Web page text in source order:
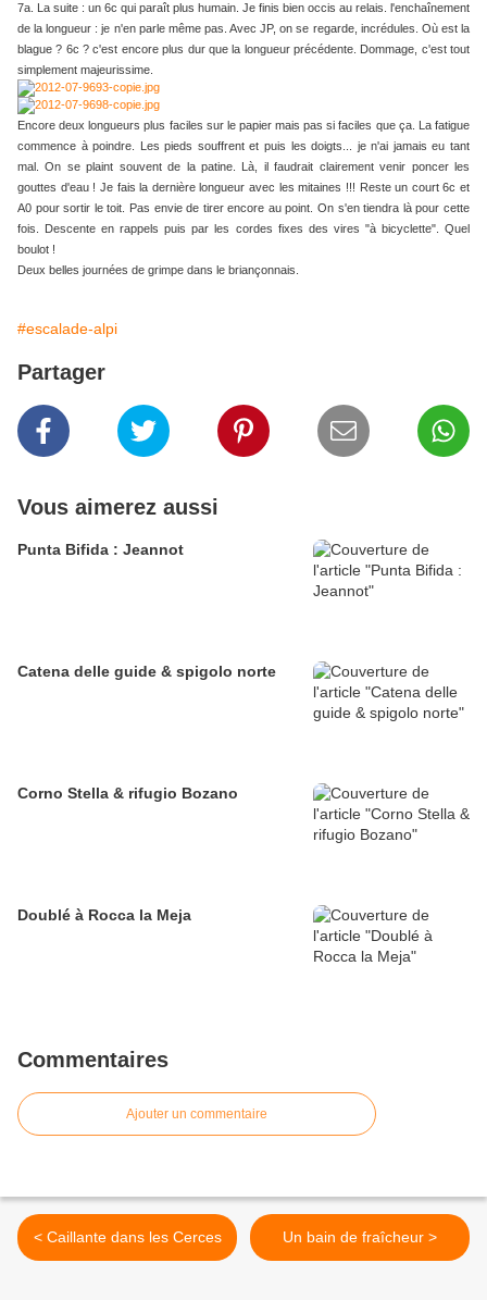
7a. La suite : un 6c qui paraît plus humain. Je finis bien occis au relais. l'enchaînement
de la longueur : je n'en parle même pas. Avec JP, on se regarde, incrédules. Où est la
blague ? 6c ? c'est encore plus dur que la longueur précédente. Dommage, c'est tout
simplement majeurissime.
Encore deux longueurs plus faciles sur le papier mais pas si faciles que ça. La fatigue
commence à poindre. Les pieds souffrent et puis les doigts... je n'ai jamais eu tant
mal. On se plaint souvent de la patine. Là, il faudrait clairement venir poncer les
gouttes d'eau ! Je fais la dernière longueur avec les mitaines !!! Reste un court 6c et
A0 pour sortir le toit. Pas envie de tirer encore au point. On s'en tiendra là pour cette
fois. Descente en rappels puis par les cordes fixes des vires "à bicyclette". Quel
boulot !
Deux belles journées de grimpe dans le briançonnais.
#escalade-alpi
Partager
Vous aimerez aussi
Punta Bifida : Jeannot
Catena delle guide & spigolo norte
Corno Stella & rifugio Bozano
Doublé à Rocca la Meja
Commentaires
Ajouter un commentaire
< Caillante dans les Cerces Un bain de fraîcheur >